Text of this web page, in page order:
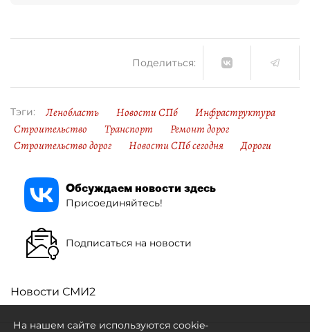
Поделиться:
Тэги: Ленобласть Новости СПб
Инфраструктура
Строительство
Транспорт
Ремонт дорог
Строительство дорог
Новости СПб сегодня Дороги
Обсуждаем новости здесь
Присоединяйтесь!
Подписаться на новости
Новости СМИ2
На нашем сайте используются cookie-